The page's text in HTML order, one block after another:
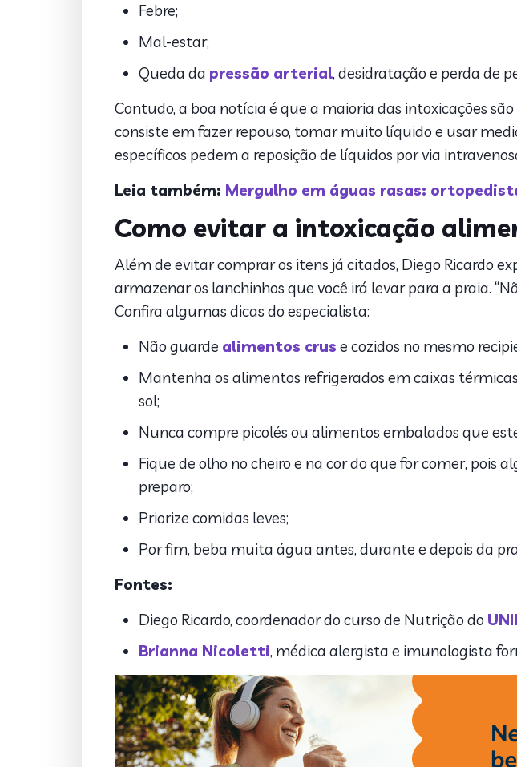
Febre;
Mal-estar;
Queda da pressão arterial, desidratação e perda de
Contudo, a boa notícia é que a maioria das intoxicações
consiste em fazer repouso, tomar muito líquido e usar
específicos pedem a reposição de líquidos por via
Leia também: Mergulho em águas rasas:
Como evitar a intoxicação
Além de evitar comprar os itens já citados, Diego Ricardo
armazenar os lanchinhos que você irá levar para a praia.
Confira algumas dicas do especialista:
Não guarde alimentos crus e cozidos no mesmo
Mantenha os alimentos refrigerados em caixas
sol;
Nunca compre picolés ou alimentos embalados que
Fique de olho no cheiro e na cor do que for comer, pois
preparo;
Priorize comidas leves;
Por fim, beba muita água antes, durante e depois da
Fontes:
Diego Ricardo, coordenador do curso de Nutrição do
Brianna Nicoletti, médica alergista e imunologista